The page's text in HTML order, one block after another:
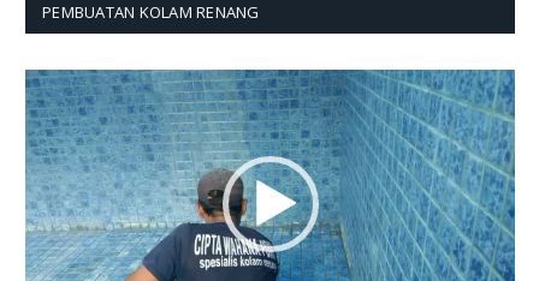
PEMBUATAN KOLAM RENANG
Pemutar
Video